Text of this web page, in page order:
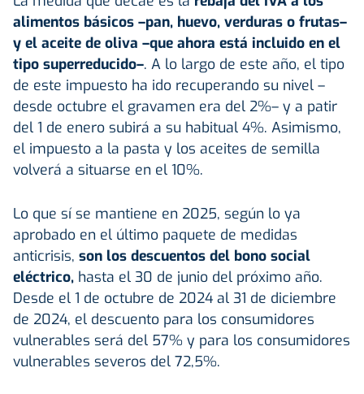
alimentos básicos –pan, huevo, verduras o frutas–
y el aceite de oliva –que ahora está incluido en el
tipo superreducido–. A lo largo de este año, el tipo
de este impuesto ha ido recuperando su nivel –
desde octubre el gravamen era del 2%– y a patir
del 1 de enero subirá a su habitual 4%. Asimismo,
el impuesto a la pasta y los aceites de semilla
volverá a situarse en el 10%.
Lo que sí se mantiene en 2025, según lo ya
aprobado en el último paquete de medidas
anticrisis, son los descuentos del bono social
eléctrico, hasta el 30 de junio del próximo año.
Desde el 1 de octubre de 2024 al 31 de diciembre
de 2024, el descuento para los consumidores
vulnerables será del 57% y para los consumidores
vulnerables severos del 72,5%.